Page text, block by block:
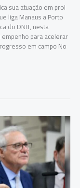
sua atuação em prol
liga Manaus a Porto
do DNIT, nesta
para acelerar
em campo No